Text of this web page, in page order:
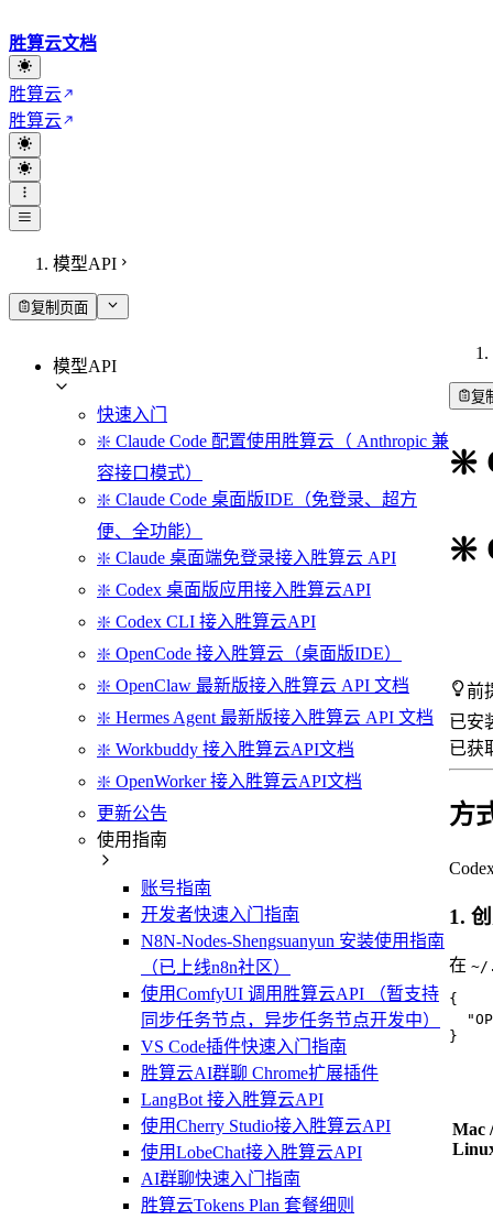
胜算云文档
胜算云
胜算云
模型API
复制页面
模型API
快速入门
❇️ Claude Code 配置使用胜算云（ Anthropic 兼
容接口模式）
❇️ Claude Code 桌面版IDE（免登录、超方
便、全功能）
❇️ Claude 桌面端免登录接入胜算云 API
❇️ Codex 桌面版应用接入胜算云API
❇️ Codex CLI 接入胜算云API
❇️ OpenCode 接入胜算云（桌面版IDE）
❇️ OpenClaw 最新版接入胜算云 API 文档
❇️ Hermes Agent 最新版接入胜算云 API 文档
❇️ Workbuddy 接入胜算云API文档
❇️ OpenWorker 接入胜算云API文档
更新公告
使用指南
账号指南
开发者快速入门指南
N8N-Nodes-Shengsuanyun 安装使用指南
（已上线n8n社区）
使用ComfyUI 调用胜算云API （暂支持
同步任务节点，异步任务节点开发中）
VS Code插件快速入门指南
胜算云AI群聊 Chrome扩展插件
LangBot 接入胜算云API
使用Cherry Studio接入胜算云API
使用LobeChat接入胜算云API
AI群聊快速入门指南
胜算云Tokens Plan 套餐细则
复
❇️
❇️
前
已安
已获
方
1.
在 ~/
{
}
Mac /